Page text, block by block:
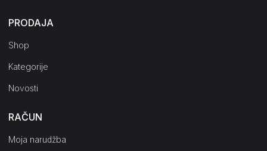
PRODAJA
Shop
Kategorije
Novosti
RAČUN
Moja narudžba